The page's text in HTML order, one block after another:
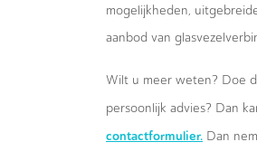
mogelijkheden,
aanbod van
Wilt u meer weten? Doe
persoonlijk advies? Dan
contactformulier. Dan